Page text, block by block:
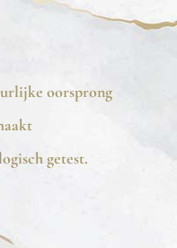
oorsprong
getest.